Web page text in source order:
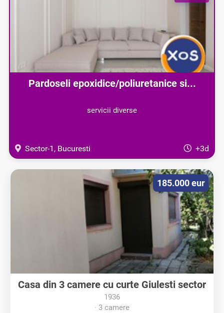
Pardoseli epoxidice/poliuretanice si...
servicii diverse
Sector-1, Bucuresti +3d
Casa din 3 camere cu curte Giulesti sector
1
1936
3 camere
185.000 eur